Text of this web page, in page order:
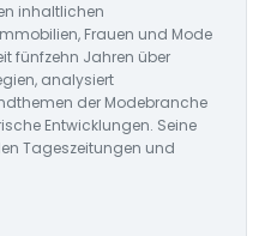
inhaltlichen
Frauen und Mode
fünfzehn Jahren über
analysiert
der Modebranche
Entwicklungen. Seine
Tageszeitungen und